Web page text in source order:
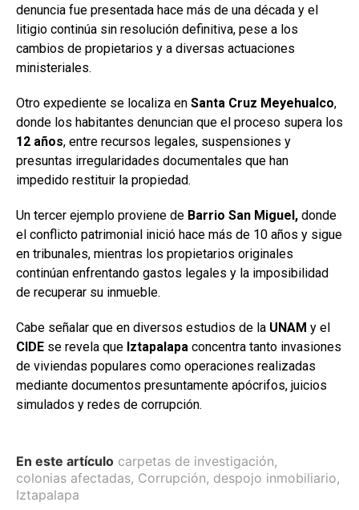
denuncia fue presentada hace más de una década y el
litigio continúa sin resolución definitiva, pese a los
cambios de propietarios y a diversas actuaciones
ministeriales.
Otro expediente se localiza en Santa Cruz Meyehualco,
donde los habitantes denuncian que el proceso supera los
12 años, entre recursos legales, suspensiones y
presuntas irregularidades documentales que han
impedido restituir la propiedad.
Un tercer ejemplo proviene de Barrio San Miguel, donde
el conflicto patrimonial inició hace más de 10 años y sigue
en tribunales, mientras los propietarios originales
continúan enfrentando gastos legales y la imposibilidad
de recuperar su inmueble.
Cabe señalar que en diversos estudios de la UNAM y el
CIDE se revela que Iztapalapa concentra tanto invasiones
de viviendas populares como operaciones realizadas
mediante documentos presuntamente apócrifos, juicios
simulados y redes de corrupción.
En este artículo carpetas de investigación,
colonias afectadas, Corrupción, despojo inmobiliario,
Iztapalapa